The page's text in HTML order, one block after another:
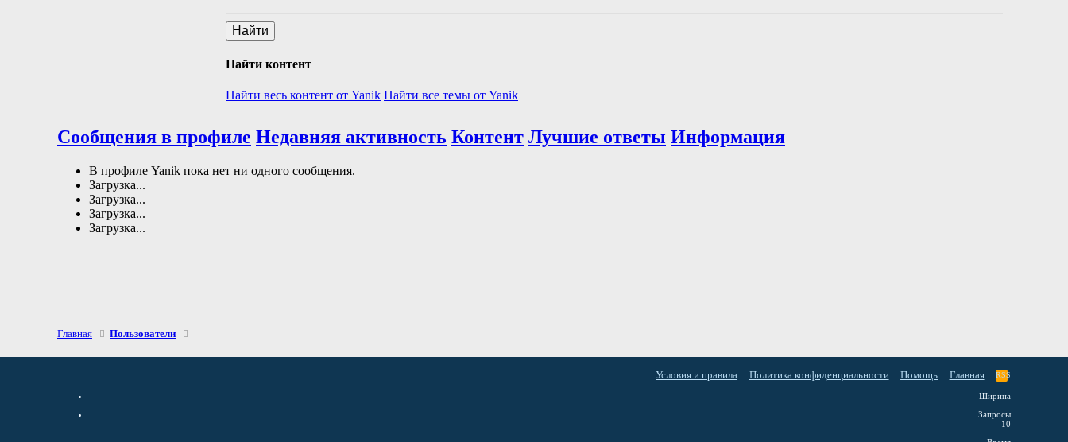
Найти
Найти контент
Найти весь контент от Yanik Найти все темы от Yanik
Сообщения в профиле Недавняя активность Контент Лучшие ответы Информация
В профиле Yanik пока нет ни одного сообщения.
Загрузка...
Загрузка...
Загрузка...
Загрузка...
Главная Пользователи
Условия и правила Политика конфиденциальности Помощь Главная RSS
Ширина
Запросы
10